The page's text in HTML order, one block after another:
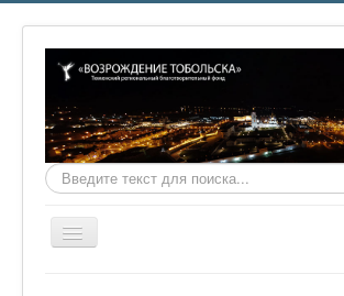
Искать...
Включить/